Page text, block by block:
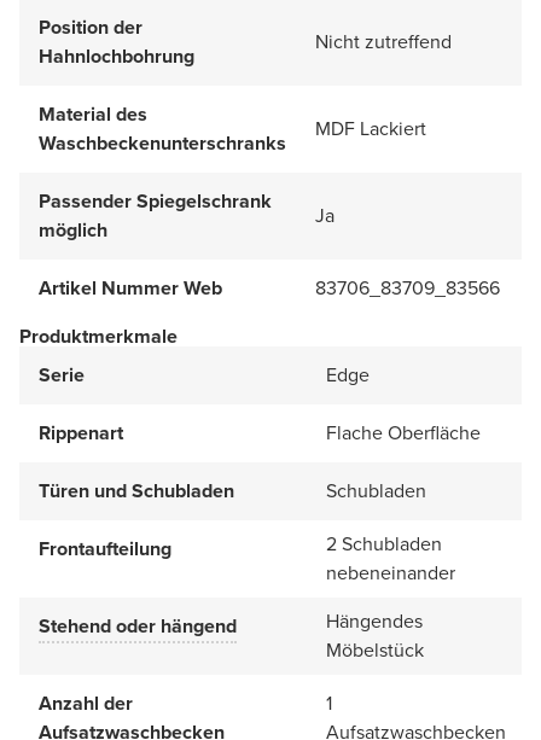
Position der
Hahnlochbohrung
Nicht zutreffend
Material des
Waschbeckenunterschranks
MDF Lackiert
Passender Spiegelschrank
möglich
Ja
Artikel Nummer Web
83706_83709_83566
Produktmerkmale
Serie
Edge
Rippenart Flache Oberfläche
Türen und Schubladen Schubladen
Frontaufteilung
2 Schubladen
nebeneinander
Stehend oder hängend
Hängendes
Möbelstück
Anzahl der
Aufsatzwaschbecken
1
Aufsatzwaschbecken